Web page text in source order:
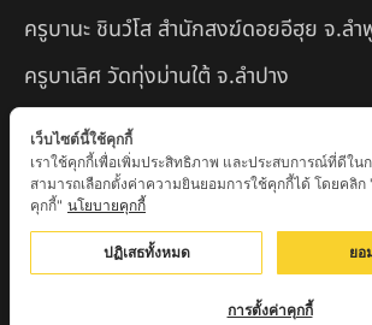
ครูบานะ ชินวํโส สำนักสงฆ์ดอยอีฮุย จ.ล
ครูบาเลิศ วัดทุ่งม่านใต้ จ.ลำปาง
หลวงปู่หนู นรินโท วัดวังท่าดี จ.เพชรบูรณ์
ครูบาทอง วัดก้อท่า จ.ลำพูน
ครูบาตุ๊เจ้าปู่หว่าหลิ่ง วิระทะโย วัดเวฬุวัน อ.
จ.เชียงใหม่
ครูบาศรี สุจิตโต บ้านสบก๋ง จ.ลำปาง
เว็บไซต์นี้ใช้คุกกี้
เราใช้คุกกี้เพื่อเพิ่มประสิทธิภาพ และประสบการณ์ที่ดีใน
สามารถเลือกตั้งค่าความยินยอมการใช้คุกกี้ได้ โดยคลิก
คุกกี้" นโยบายคุกกี้
ปฏิเสธทั้งหมด ยอ
การตั้งค่าคุกกี้